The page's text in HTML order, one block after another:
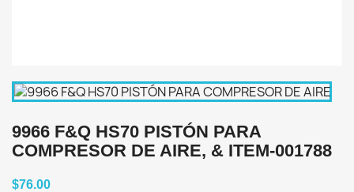
9966 F&Q HS70 PISTÓN PARA
COMPRESOR DE AIRE, & ITEM-001788
$76.00